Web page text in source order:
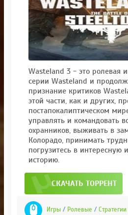
Wasteland 3 - это ролевая
серии Wasteland и
признание критиков
этой части, как и других,
постапокалиптическом
управлять и командовать
охранников, выживать в
Колорадо, принимать
погрузитесь в интересную
историю.
СКАЧАТЬ ТОРРЕНТ
Игры / Ролевые / Стратегии